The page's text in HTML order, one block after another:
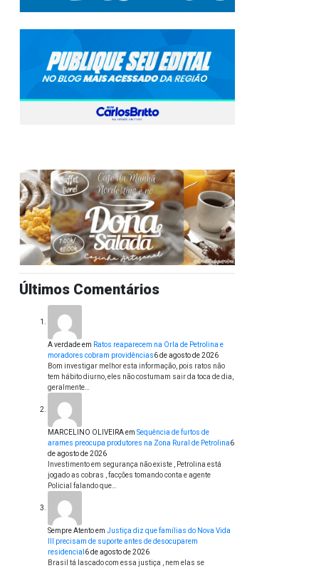
Últimos Comentários
A verdadeem Ratos reaparecem na Orla de Petrolina e
moradores cobram providências6 de agosto de 2026
Bom investigar melhor esta informação, pois ratos não
tem hábito diurno, eles não costumam sair da toca de dia,
geralmente…
MARCELINO OLIVEIRAem Sequência de furtos de
arames preocupa produtores na Zona Rural de Petrolina6
de agosto de 2026
Investimento em segurança não existe , Petrolina está
jogado as cobras , facções tomando conta e agente
Policial falando que…
Sempre Atentoem Justiça diz que famílias do Nova Vida
III precisam de suporte antes de desocuparem
residencial 6 de agosto de 2026
Brasil tá lascado com essa justiça , nem elas se